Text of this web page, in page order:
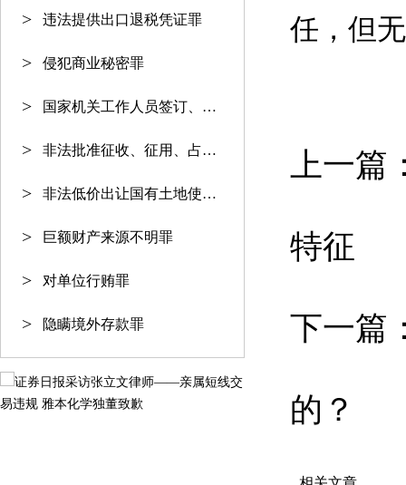
违法提供出口退税凭证罪
侵犯商业秘密罪
国家机关工作人员签订、履行合同
非法批准征收、征用、占用土地罪
非法低价出让国有土地使用权罪
巨额财产来源不明罪
对单位行贿罪
隐瞒境外存款罪
任，但
上一篇
特征
下一篇
的？